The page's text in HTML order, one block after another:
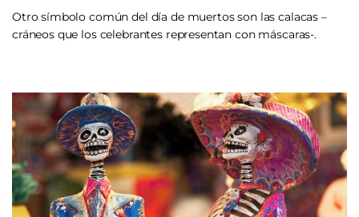
Otro símbolo común del día de muertos son las calacas –
cráneos que los celebrantes representan con máscaras-.